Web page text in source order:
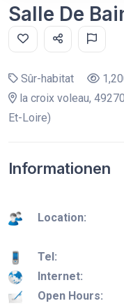
Salle De
Sûr-habitat
la croix voleau,
Et-Loire)
Informationen
Location:
Tel:
Internet:
Open Hours: